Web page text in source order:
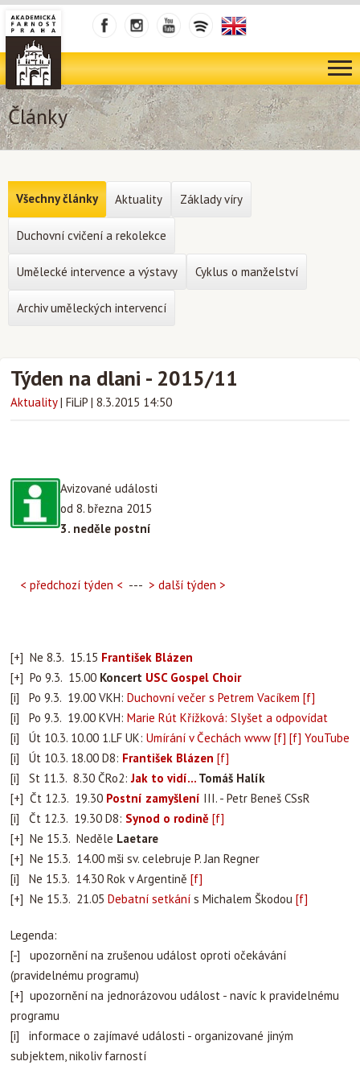
Články
Týden na dlani - 2015/11
Aktuality | FiLiP | 8.3.2015 14:50
Avizované události
od 8. března 2015
3. neděle postní
< předchozí týden < --- > další týden >
[+] Ne 8.3. 15.15 František Blázen
[+] Po 9.3. 15.00 Koncert USC Gospel Choir
[i] Po 9.3. 19.00 VKH: Duchovní večer s Petrem Vacíkem [f]
[i] Po 9.3. 19.00 KVH: Marie Rút Křížková: Slyšet a odpovídat
[i] Út 10.3. 10.00 1.LF UK: Umírání v Čechách www [f] [f] YouTube
[i] Út 10.3. 18.00 D8: František Blázen [f]
[i] St 11.3. 8.30 ČRo2:Jak to vidí... Tomáš Halík
[+] Čt 12.3. 19.30 Postní zamyšlení III. - Petr Beneš CSsR
[i] Čt 12.3. 19.30 D8: Synod o rodině [f]
[+] Ne 15.3. Neděle Laetare
[+] Ne 15.3. 14.00 mši sv. celebruje P. Jan Regner
[i] Ne 15.3. 14.30 Rok v Argentině [f]
[+] Ne 15.3. 21.05 Debatní setkání s Michalem Škodou [f]
Legenda:
[-] upozornění na zrušenou událost oproti očekávání
(pravidelnému programu)
[+] upozornění na jednorázovou událost - navíc k pravidelnému
programu
[i] informace o zajímavé události - organizované jiným
subjektem, nikoliv farností
Všechny články Aktuality Základy víry
Duchovní cvičení a rekolekce
Umělecké intervence a výstavy Cyklus o manželství
Archiv uměleckých intervencí